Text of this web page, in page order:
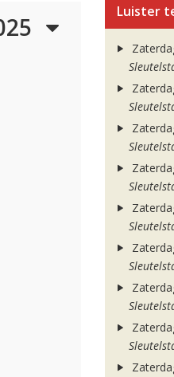
Luister